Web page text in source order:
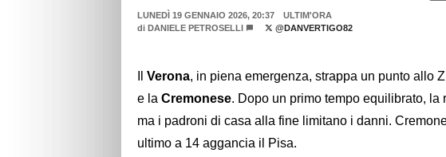
LUNEDÌ 19 GENNAIO 2026, 20:37
ULTIM'ORA
di DANIELE PETROSELLI @DANVERTIGO82
Verona, in piena emergenza, strappa un punto allo
e la Cremonese. Dopo un primo tempo equilibrato,
ma i padroni di casa alla fine limitano i danni.
ultimo a 14 aggancia il Pisa.